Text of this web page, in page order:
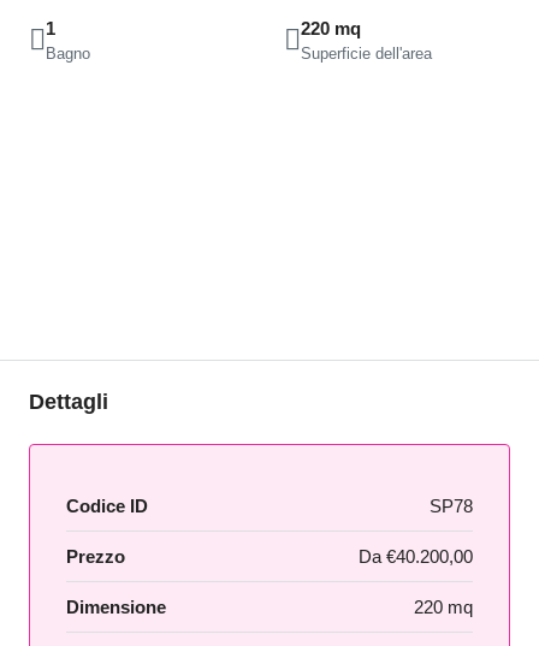
1
Bagno
220 mq
Superficie dell'area
Dettagli
Codice ID SP78
Prezzo Da €40.200,00
Dimensione 220 mq